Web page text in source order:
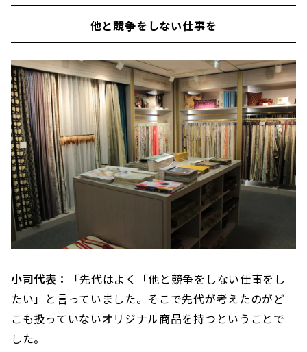
他と競争をしない仕事を
小司代表：
「先代はよく「他と競争をしない仕事をし
たい」と言っていました。そこで先代が考えたのがど
こも扱っていないオリジナル商品を持つということで
した。